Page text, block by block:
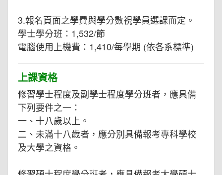
3.報名頁面之學費與學分數視學員選課而定。
學士學分班：1,532/節
電腦使用上機費：1,410/每學期 (依各系標準)
上課資格
修習學士程度及副學士程度學分班者，應具備
下列要件之一：
一、十八歲以上。
二、未滿十八歲者，應分別具備報考專科學校
及大學之資格。